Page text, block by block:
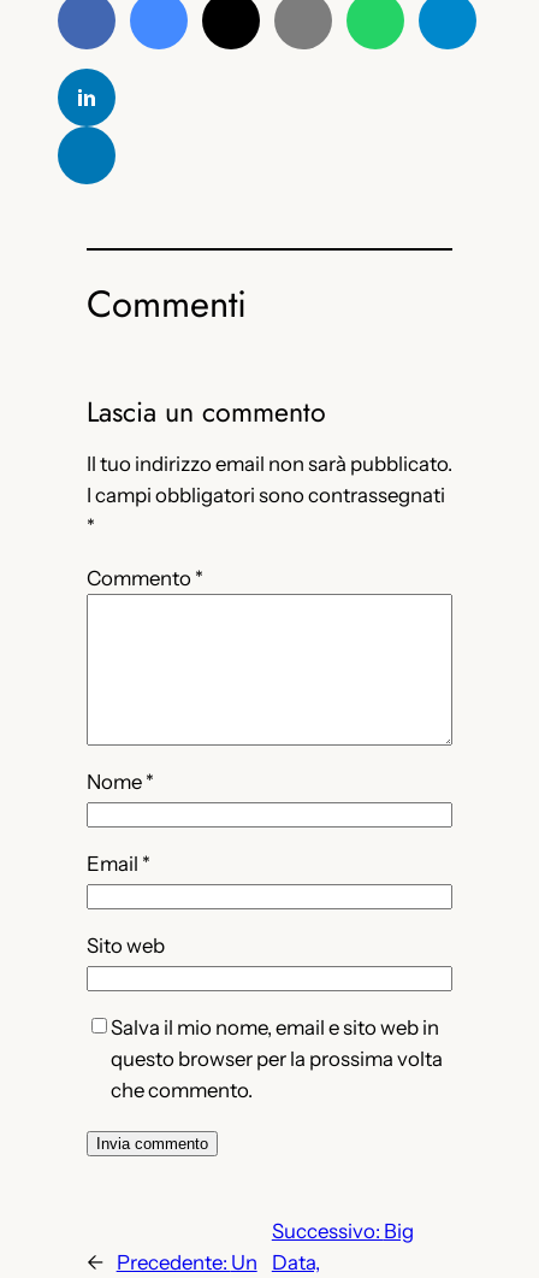
Commenti
Lascia un commento
Il tuo indirizzo email non sarà pubblicato.
I campi obbligatori sono contrassegnati
*
Commento *
Nome *
Email *
Sito web
Salva il mio nome, email e sito web in
questo browser per la prossima volta
che commento.
← Precedente: Un
Successivo: Big
Data,